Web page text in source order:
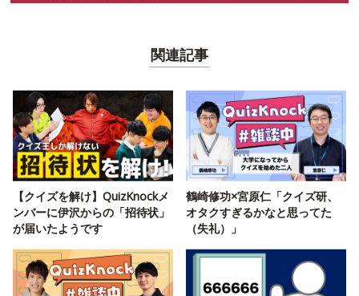
関連記事
【クイズを解け】QuizKnockメ
ンバーに伊沢からの「招待状」
が届いたようです
鶴崎修功×宮原仁「クイズ研、
オタクすぎるかなと思ってた
（失礼）」